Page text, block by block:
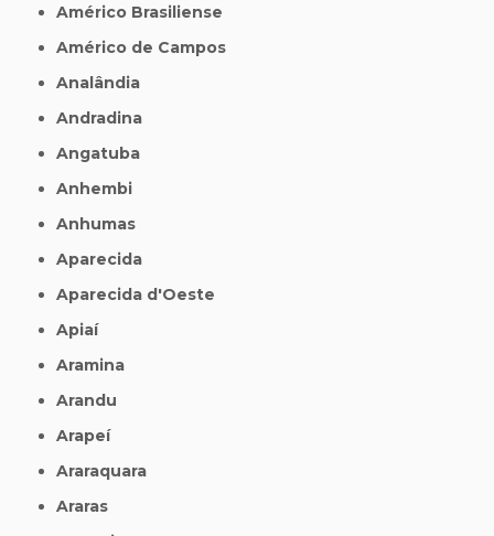
Américo Brasiliense
Américo de Campos
Analândia
Andradina
Angatuba
Anhembi
Anhumas
Aparecida
Aparecida d'Oeste
Apiaí
Aramina
Arandu
Arapeí
Araraquara
Araras